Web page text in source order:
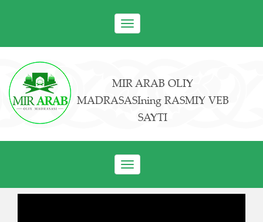
Toggle
navigation
MIR ARAB OLIY
MADRASASIning RASMIY VEB
SAYTI
Toggle
navigation